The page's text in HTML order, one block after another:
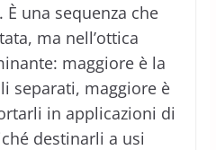
una sequenza che
ma nell’ottica
maggiore è la
separati, maggiore è
in applicazioni di
destinarli a usi